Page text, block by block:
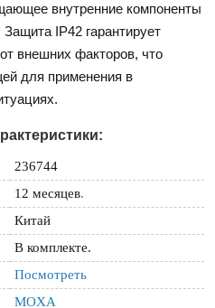
внутренние компоненты
IP42 гарантирует
внешних факторов, что
для применения в
236744
12 месяцев.
Китай
В комплекте.
Посмотреть
MOXA